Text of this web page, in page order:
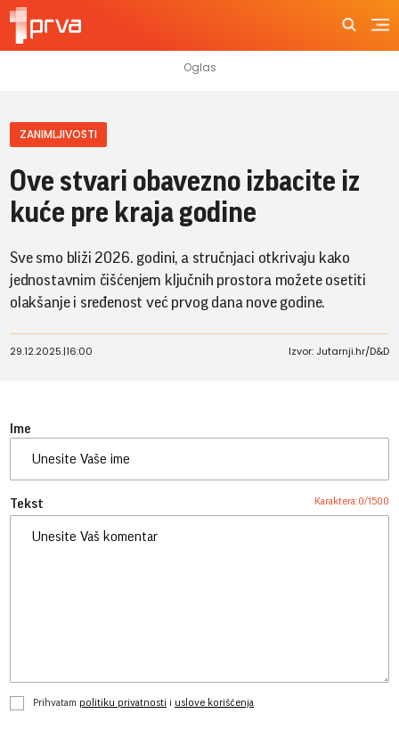
ZANIMLJIVOSTI
Ove stvari obavezno izbacite iz
kuće pre kraja godine
Sve smo bliži 2026. godini, a stručnjaci otkrivaju kako
jednostavnim čišćenjem ključnih prostora možete osetiti
olakšanje i sređenost već prvog dana nove godine.
29.12.2025.|16:00 Izvor: Jutarnji.hr/D&D
Ime
Tekst Karaktera:0/1500
Prihvatam politiku privatnosti i uslove korišćenja